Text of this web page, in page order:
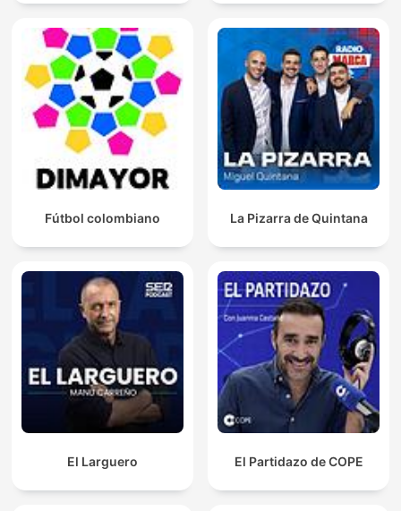
Fútbol colombiano La Pizarra de Quintana
El Larguero El Partidazo de COPE